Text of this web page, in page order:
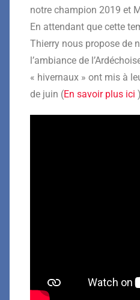
notre champion 2019 et
En attendant que cette
Thierry nous propose de
l’ambiance de
« hivernaux » ont mis à
de juin (En savoir plus ici